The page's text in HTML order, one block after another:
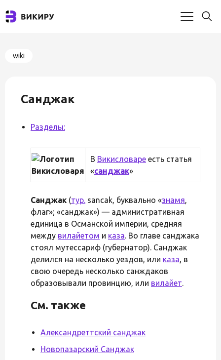
wiki
Санджак
Разделы:
В Викисловаре есть статья
«санджак»
Санджак (тур. sancak, буквально «знамя,
флаг»; «санджак») — административная
единица в Османской империи, средняя
между вилайетом и каза. Во главе санджака
стоял мутессариф (губернатор). Санджак
делился на несколько уездов, или каза, в
свою очередь несколько санждаков
образовывали провинцию, или вилайет.
См. также
Александреттский санджак
Новопазарский Санджак